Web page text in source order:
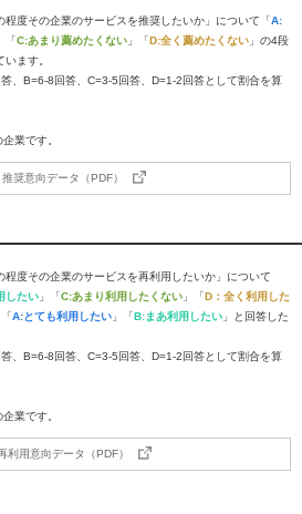
度その企業のサービスを推奨したいか」について「A:
「C:あまり薦めたくない 」「D:全く薦めたくない 」の4段
ます。
、B=6-8回答、C=3-5回答、D=1-2回答として割合を算
業です。
推奨意向データ（PDF）
度その企業のサービスを再利用したいか」について
したい 」「C:あまり利用したくない 」「D：全く利用した
A:とても利用したい 」「B:まあ利用したい 」と回答した
、B=6-8回答、C=3-5回答、D=1-2回答として割合を算
業です。
利用意向データ（PDF）